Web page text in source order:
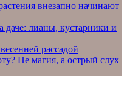
внезапно начинают
даче: лианы, кустарники и
рассадой
Не магия, а острый слух